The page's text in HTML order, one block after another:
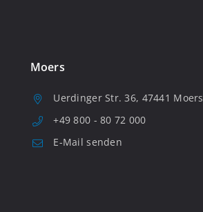
Moers
Uerdinger Str. 36, 47441 Moers
+49 800 - 80 72 000
E-Mail senden